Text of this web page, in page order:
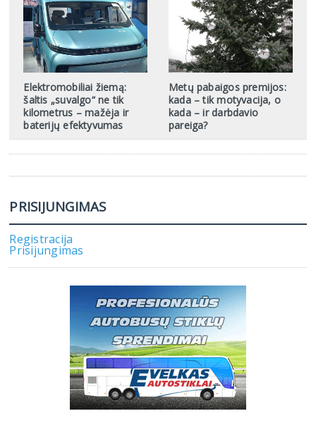
Elektromobiliai žiemą:
šaltis „suvalgo“ ne tik
kilometrus – mažėja ir
baterijų efektyvumas
Metų pabaigos premijos:
kada – tik motyvacija, o
kada – ir darbdavio
pareiga?
PRISIJUNGIMAS
Registracija
Prisijungimas